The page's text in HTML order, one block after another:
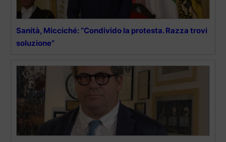
Sanità, Micciché: “Condivido la protesta. Razza trovi
soluzione”